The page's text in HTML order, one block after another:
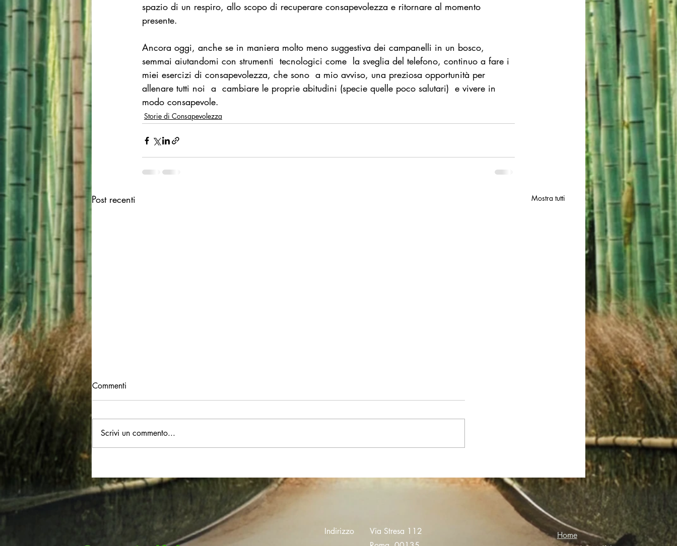
spazio di un respiro, allo scopo di recuperare consapevolezza e ritornare al momento
presente.
Ancora oggi, anche se in maniera molto meno suggestiva dei campanelli in un bosco,
semmai aiutandomi con strumenti  tecnologici come  la sveglia del telefono, continuo a fare i
miei esercizi di consapevolezza, che sono  a mio avviso, una preziosa opportunità per
allenare tutti noi  a  cambiare le proprie abitudini (specie quelle poco salutari)  e vivere in
modo consapevole.
Storie di Consapevolezza
Post recenti Mostra tutti
d'attesa
L'importanza del Pollice
Commenti
Scrivi un commento...
Indirizzo
Via Stresa 112
Home